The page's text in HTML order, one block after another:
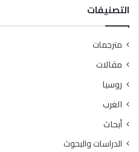
التصنيفات
مترجمات
مقالات
روسيا
الغرب
أبحاث
الدراسات والبحوث